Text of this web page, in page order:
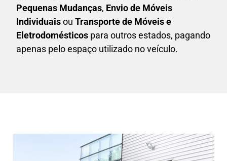
Pequenas Mudanças, Envio de Móveis
Individuaisou Transporte de Móveis e
Eletrodomésticos para outros estados, pagando
apenas pelo espaço utilizado no veículo.